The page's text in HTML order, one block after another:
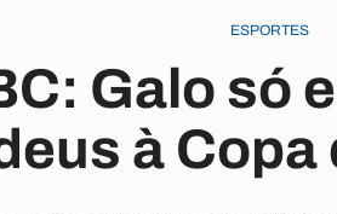
ESPORTES
Galo só
à